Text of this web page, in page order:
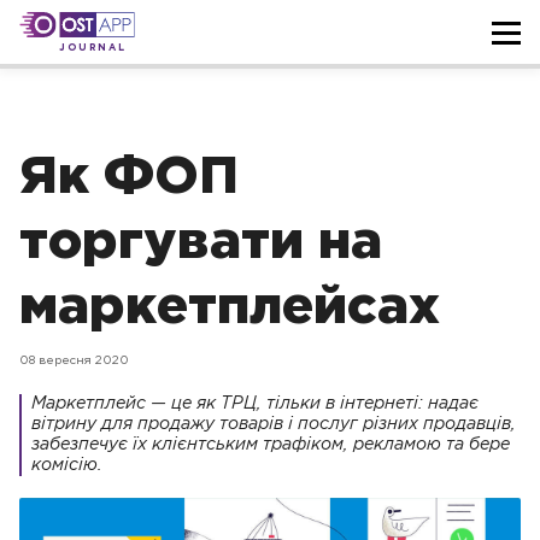
JOURNAL
Як ФОП
торгувати на
маркетплейсах
08 вересня 2020
Маркетплейс — це як ТРЦ, тільки в інтернеті: надає
вітрину для продажу товарів і послуг різних продавців,
забезпечує їх клієнтським трафіком, рекламою та бере
комісію.